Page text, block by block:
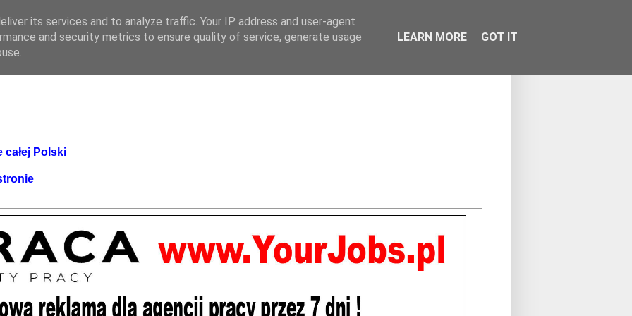
Polski
its services and to analyze traffic. Your IP address and user-agent
and security metrics to ensure quality of service, generate usage
LEARN MORE GOT IT